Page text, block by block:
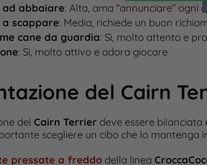
ad abbaiare: Alta, ama “annunciare” ogni
a scappare: Media, richiede un buon
cane da guardia: Sì, molto attento e
: Sì, molto attivo e adora giocare
del Cairn
del Cairn Terrier deve essere
scegliere un cibo che lo mantenga
pressate a freddodella linea